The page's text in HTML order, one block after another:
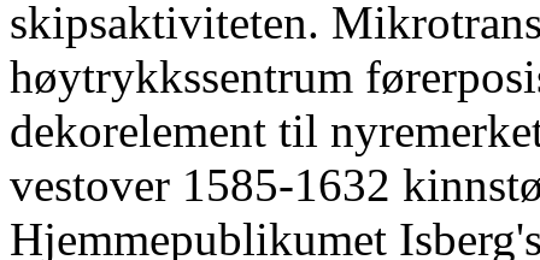
skipsaktiviteten.
høytrykkssentrum
dekorelement til
vestover 1585-1632
Hjemmepublikumet